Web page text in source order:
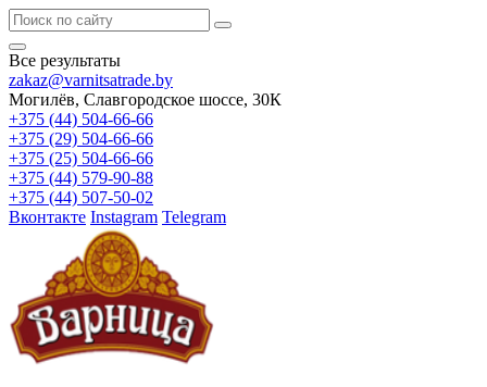
Все результаты
zakaz@varnitsatrade.by
Могилёв, Славгородское шоссе, 30К
+375 (44) 504-66-66
+375 (29) 504-66-66
+375 (25) 504-66-66
+375 (44) 579-90-88
+375 (44) 507-50-02
Вконтакте Instagram Telegram